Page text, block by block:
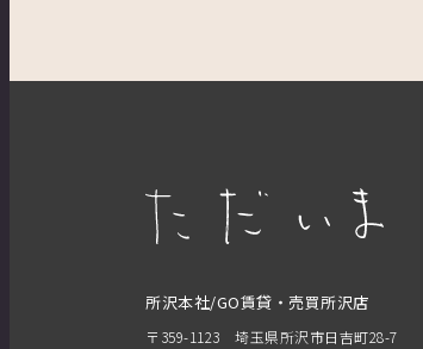
所沢本社/GO賃貸・売買所沢店
〒359-1123 埼玉県所沢市日吉町28-7